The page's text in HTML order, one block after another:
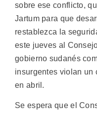
sobre ese conflicto,
Jartum para que
restablezca la
este jueves al
gobierno sudanés
insurgentes violan un
en abril.
Se espera que el